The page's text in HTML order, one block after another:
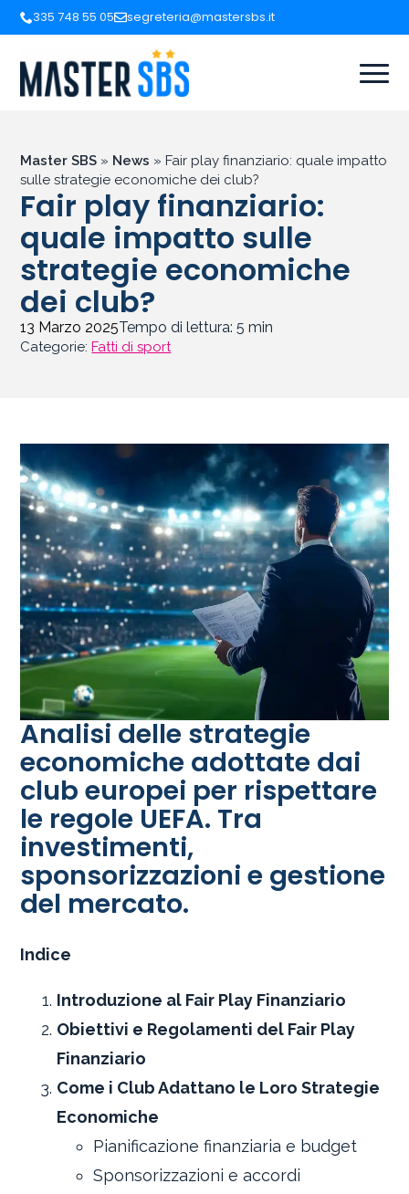
335 748 55 05 segreteria@mastersbs.it
Master SBS » News » Fair play finanziario: quale impatto
sulle strategie economiche dei club?
Fair play finanziario:
quale impatto sulle
strategie economiche
dei club?
13 Marzo 2025Tempo di lettura:5 min
Categorie:Fatti di sport
Analisi delle strategie
economiche adottate dai
club europei per rispettare
le regole UEFA. Tra
investimenti,
sponsorizzazioni e gestione
del mercato.
Indice
Introduzione al Fair Play Finanziario
Obiettivi e Regolamenti del Fair Play
Finanziario
Come i Club Adattano le Loro Strategie
Economiche
Pianificazione finanziaria e budget
Sponsorizzazioni e accordi